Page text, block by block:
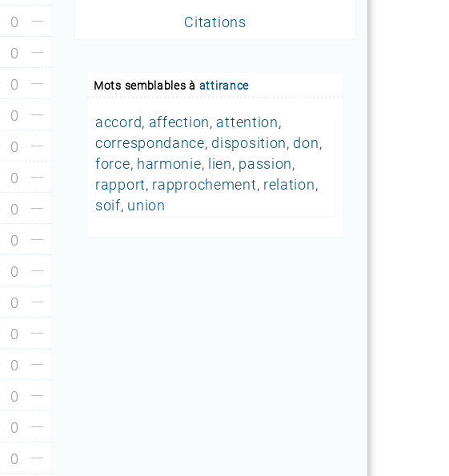
0
0
0
0
0
0
0
0
0
0
0
0
0
0
0
Citations
Mots semblables à attirance
accord, affection, attention,
correspondance, disposition, don,
force, harmonie, lien, passion,
rapport, rapprochement, relation,
soif, union